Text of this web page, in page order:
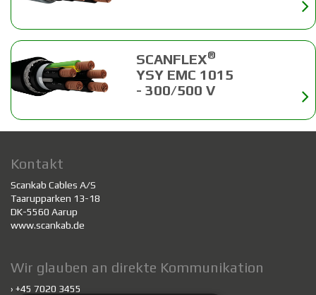
SCANFLEX®
YSY EMC 1015
- 300/500 V
Kontakt
Scankab Cables A/S
Taarupparken 13-18
DK-5560 Aarup
www.scankab.de
Wir glauben an direkte Kommunikation
› +45 7020 3455